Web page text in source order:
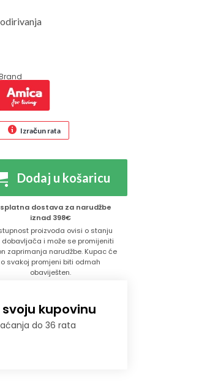
Izračun rata
Dodaj u košaricu
dostava za narudžbe
iznad 398€
proizvoda ovisi o stanju
dobavljača i može se promijeniti
zaprimanja narudžbe. Kupac će
o svakoj promjeni biti odmah
obaviješten.
kupovinu
do 36 rata